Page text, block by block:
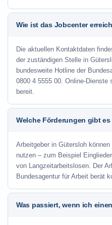
Wie ist das Jobcenter
Die aktuellen Kontaktdaten
der zuständigen Stelle in
bundesweite Hotline der
0800 4 5555 00. Online-Dienste
bereit.
Welche Förderungen gibt
Arbeitgeber in Gütersloh
nutzen – zum Beispiel
von Langzeitarbeitslosen. Der
Bundesagentur für Arbeit berät
Was passiert, wenn ich